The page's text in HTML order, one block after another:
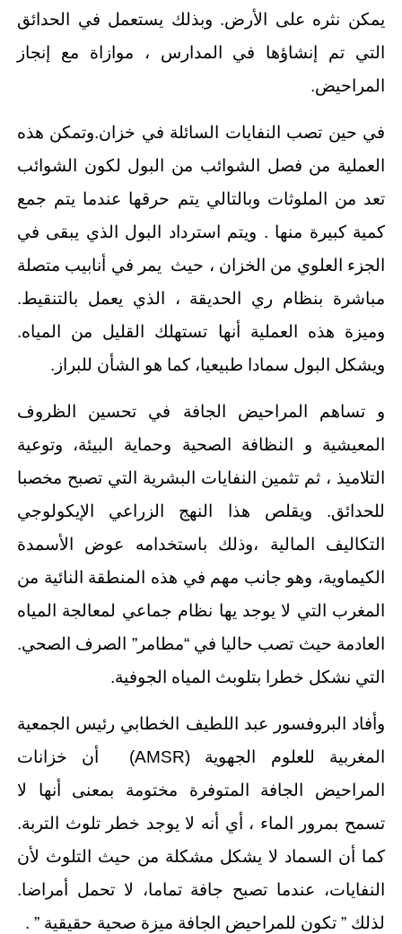
يمكن نثره على الأرض. وبذلك يستعمل في الحدائق
التي تم إنشاؤها في المدارس ، موازاة مع إنجاز
المراحيض.
في حين تصب النفايات السائلة في خزان.وتمكن هذه
العملية من فصل الشوائب من البول لكون الشوائب
تعد من الملوثات وبالتالي يتم حرقها عندما يتم جمع
كمية كبيرة منها . ويتم استرداد البول الذي يبقى في
الجزء العلوي من الخزان ، حيث يمر في أنابيب متصلة
مباشرة بنظام ري الحديقة ، الذي يعمل بالتنقيط.
وميزة هذه العملية أنها تستهلك القليل من المياه.
ويشكل البول سمادا طبيعيا، كما هو الشأن للبراز.
و تساهم المراحيض الجافة في تحسين الظروف
المعيشية و النظافة الصحية وحماية البيئة، وتوعية
التلاميذ ، ثم تثمين النفايات البشرية التي تصبح مخصبا
للحدائق. ويقلص هذا النهج الزراعي الإيكولوجي
التكاليف المالية ،وذلك باستخدامه عوض الأسمدة
الكيماوية، وهو جانب مهم في هذه المنطقة النائية من
المغرب التي لا يوجد يها نظام جماعي لمعالجة المياه
العادمة حيث تصب حاليا في “مطامر” الصرف الصحي.
التي نشكل خطرا بتلوبث المياه الجوفية.
وأفاد البروفسور عبد اللطيف الخطابي رئيس الجمعية
المغربية للعلوم الجهوية (AMSR) أن خزانات
المراحيض الجافة المتوفرة مختومة بمعنى أنها لا
تسمح بمرور الماء ، أي أنه لا يوجد خطر تلوث التربة.
كما أن السماد لا يشكل مشكلة من حيث التلوث لأن
النفايات، عندما تصبح جافة تماما، لا تحمل أمراضا.
لذلك ” تكون للمراحيض الجافة ميزة صحية حقيقية ” .